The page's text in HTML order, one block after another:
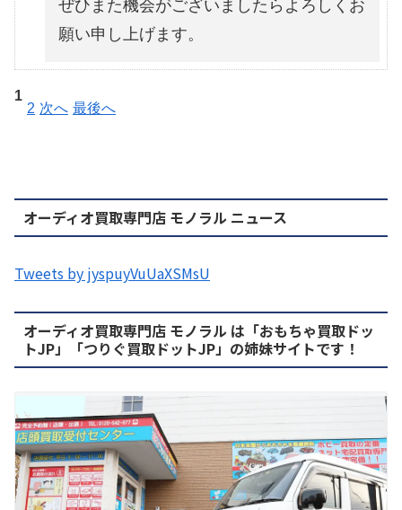
ぜひまた機会がございましたらよろしくお
願い申し上げます。
1
2 次へ 最後へ
オーディオ買取専門店 モノラル ニュース
Tweets by jyspuyVuUaXSMsU
オーディオ買取専門店 モノラル は「おもちゃ買取ドッ
トJP」「つりぐ買取ドットJP」の姉妹サイトです！